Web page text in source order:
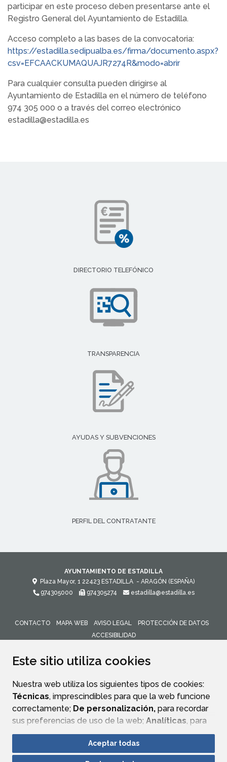
Este sitio utiliza cookies
Nuestra web utiliza los siguientes tipos de cookies:
Técnicas, imprescindibles para que la web funcione
correctamente; De personalización, para recordar
sus preferencias de uso de la web; Analíticas, para
mejorar el funcionamiento de la web y sus servicios.
Si acepta pulsando el botón“Aceptar todas”
Aceptar todas
participar en este proceso deben presentarse ante el
Registro General del Ayuntamiento de Estadilla.
Acceso completo a las bases de la convocatoria:
https://estadilla.sedipualba.es/firma/documento.aspx?
csv=EFCAACKUMAQUAJR7274R&modo=abrir
Para cualquier consulta pueden dirigirse al
Ayuntamiento de Estadilla en el número de teléfono
974 305 000 o a través del correo electrónico
estadilla@estadilla.es
DIRECTORIO TELEFÓNICO
TRANSPARENCIA
AYUDAS Y SUBVENCIONES
PERFIL DEL CONTRATANTE
AYUNTAMIENTO DE ESTADILLA
Plaza Mayor, 1 22423 ESTADILLA - ARAGÓN (ESPAÑA)
974305000
974305274 estadilla@estadilla.es
CONTACTO MAPA WEB AVISO LEGAL
PROTECCIÓN DE DATOS
ACCESIBILIDAD